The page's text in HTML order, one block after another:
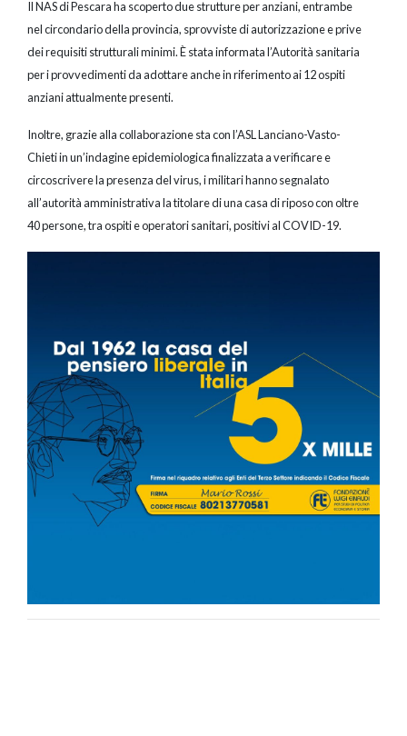
Il NAS di Pescara ha scoperto due strutture per anziani, entrambe
nel circondario della provincia, sprovviste di autorizzazione e prive
dei requisiti strutturali minimi. È stata informata l’Autorità sanitaria
per i provvedimenti da adottare anche in riferimento ai 12 ospiti
anziani attualmente presenti.
Inoltre, grazie alla collaborazione sta con l’ASL Lanciano-Vasto-
Chieti in un’indagine epidemiologica finalizzata a verificare e
circoscrivere la presenza del virus, i militari hanno segnalato
all’autorità amministrativa la titolare di una casa di riposo con oltre
40 persone, tra ospiti e operatori sanitari, positivi al COVID-19.